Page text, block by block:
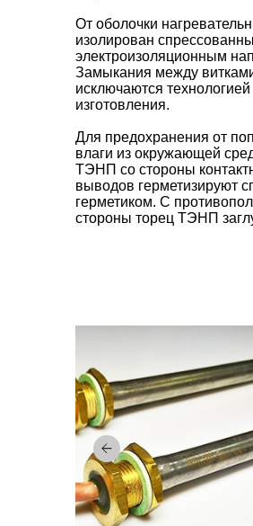
От оболочки
изолирован
электроизоляционным
Замыкания между
исключаются технологией
изготовления.
Для предохранения от
влаги из окружающей
ТЭНП со стороны
выводов герметизируют
герметиком. С
стороны торец ТЭНП